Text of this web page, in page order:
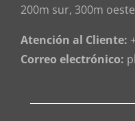
200m sur, 300m
Atención al Cliente:
Correo electrónico: